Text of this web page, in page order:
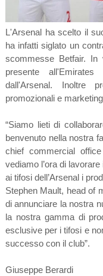
L'Arsenal ha scelto il
ha infatti siglato un
scommesse Betfair.
presente
dall'Arsenal. Inoltre
promozionali e
“Siamo lieti di
benvenuto nella nostra
chief commercial office
vediamo l’ora di
ai tifosi dell’Arsenal i
Stephen Mault, head of
di annunciare la nostra
la nostra gamma di
esclusive per i tifosi e
successo con il club”.
Giuseppe Berardi